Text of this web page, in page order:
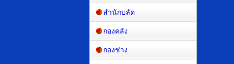
สำนักปลัด
กองคลัง
กองช่าง